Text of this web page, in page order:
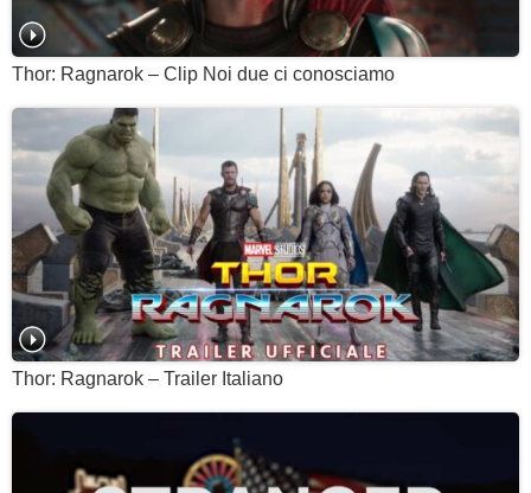
Thor: Ragnarok – Clip Noi due ci conosciamo
Thor: Ragnarok – Trailer Italiano